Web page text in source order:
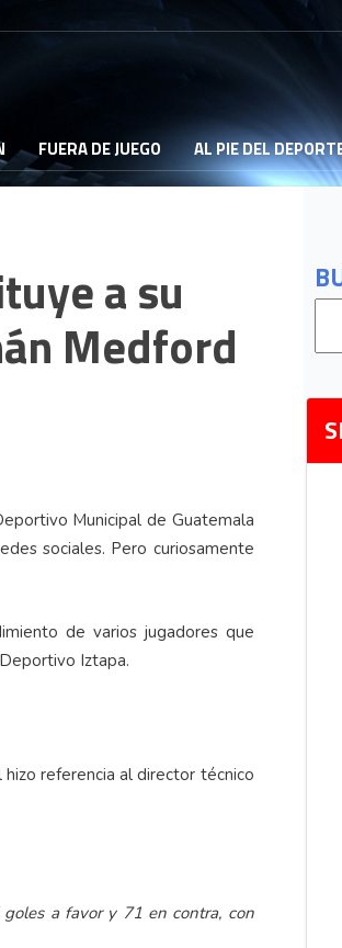
FUERA DE JUEGO AL PIE DEL
a su
Medford
Municipal de Guatemala
sociales. Pero curiosamente
de varios jugadores que
Iztapa.
referencia al director técnico
a favor y 71 en contra, con